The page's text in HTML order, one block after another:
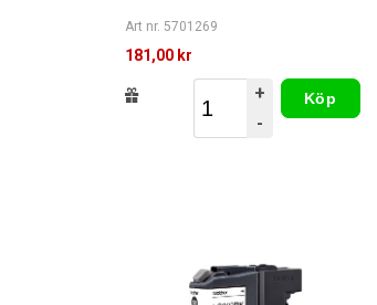
Art nr. 5701269
181,00 kr
+
-
Köp